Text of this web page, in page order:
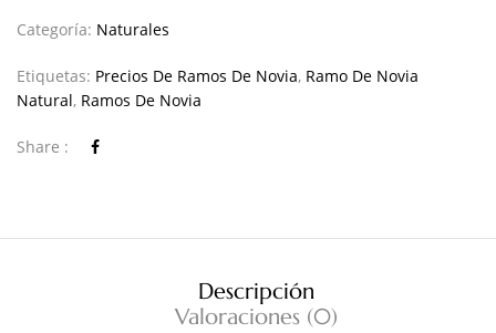
Categoría: Naturales
Etiquetas: Precios De Ramos De Novia, Ramo De Novia
Natural, Ramos De Novia
Share :
Descripción
Valoraciones (0)